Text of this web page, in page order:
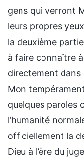
gens qui verront
leurs propres
la deuxième
à faire connaître
directement dans
Mon
quelques paroles
l’humanité
officiellement la
Dieu à l’ère du